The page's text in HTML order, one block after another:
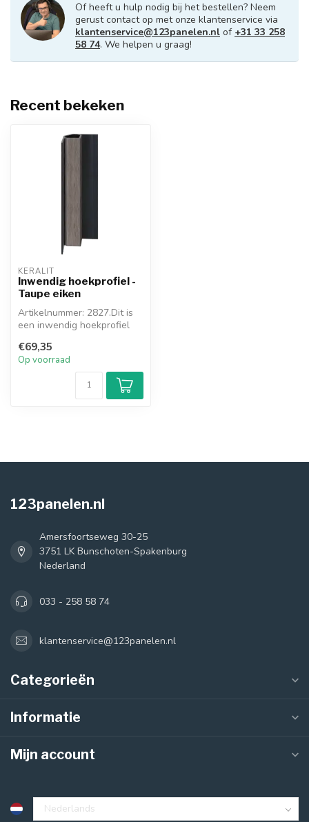
Of heeft u hulp nodig bij het bestellen? Neem
gerust contact op met onze klantenservice via
klantenservice@123panelen.nl of +31 33 258
58 74. We helpen u graag!
Recent bekeken
KERALIT
Inwendig hoekprofiel -
Taupe eiken
Artikelnummer: 2827.Dit is
een inwendig hoekprofiel
hoeks...
€69,35
Op voorraad
123panelen.nl
Amersfoortseweg 30-25
3751 LK Bunschoten-Spakenburg
Nederland
033 - 258 58 74
klantenservice@123panelen.nl
Categorieën
Informatie
Mijn account